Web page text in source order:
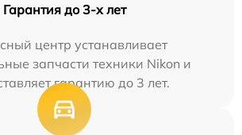
Гарантия до 3-х лет
центр устанавливает
запчасти техники Nikon и
гарантию до 3 лет.